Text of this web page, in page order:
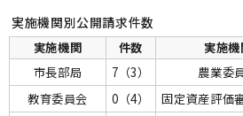
実施機関別公開請求件数
実施機関 件数 実施機
市長部局
7（3） 農業委
教育委員会
0（4） 固定資産評価